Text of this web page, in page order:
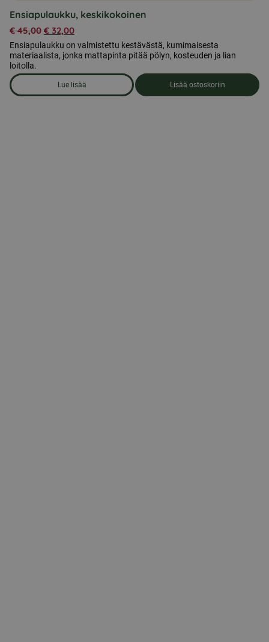
Ensiapulaukku, keskikokoinen
€45,00 € 32,00
Ensiapulaukku on valmistettu kestävästä, kumimaisesta
materiaalista, jonka mattapinta pitää pölyn, kosteuden ja lian
loitolla.
Lue lisää
om produkten Ensiapulaukku, keskikokoinen
Lisää ostoskoriin